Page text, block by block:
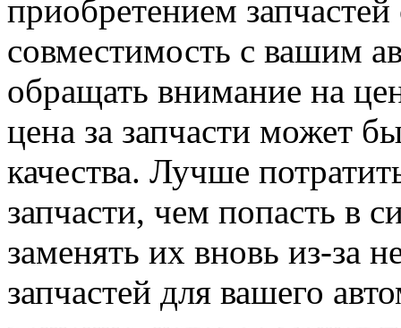
приобретением
совместимость с вашим
обращать внимание на
цена за запчасти может
качества. Лучше
запчасти, чем попасть в
заменять их вновь из-за
запчастей для вашего